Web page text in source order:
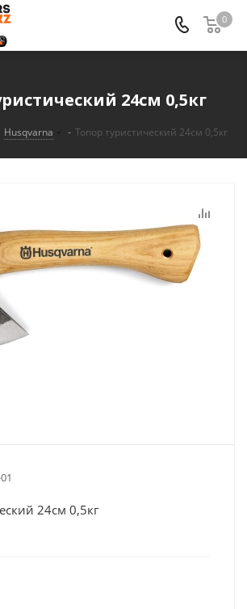
0
24см 0,5кг
Husqvarna - Топор туристический 24см 0,5кг
24см 0,5кг